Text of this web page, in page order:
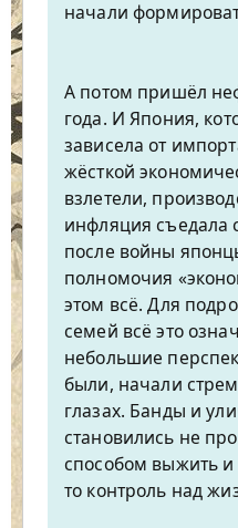
начали
А потом пришёл
года. И Япония,
зависела от
жёсткой
взлетели,
инфляция съедала
после войны
полномочия
этом всё. Для
семей всё это
небольшие
были, начали
глазах. Банды и
становились не
способом выжить и
то контроль над